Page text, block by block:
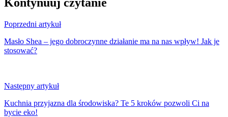
Poprzedni artykuł
Masło Shea – jego dobroczynne działanie ma na nas wpływ! Jak je
stosować?
Następny artykuł
Kuchnia przyjazna dla środowiska? Te 5 kroków pozwoli Ci na
bycie eko!